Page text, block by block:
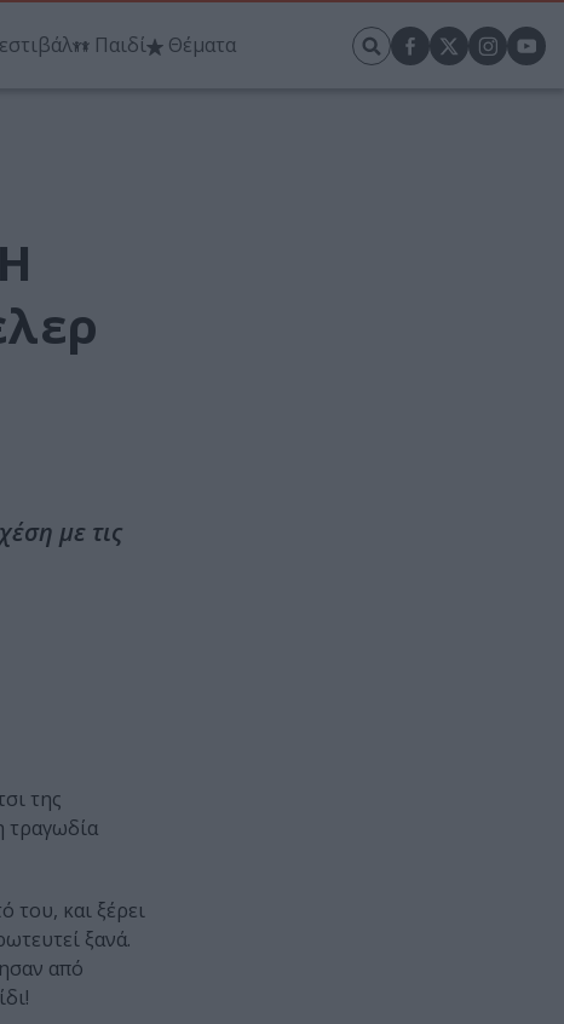
Παιδί Θέματα
με τις
της
τραγωδία
του, και ξέρει
ξανά.
από